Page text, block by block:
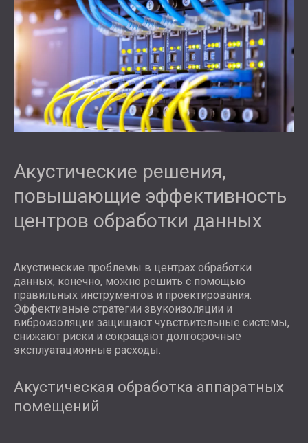
Акустические решения,
повышающие эффективность
центров обработки данных
Акустические проблемы в центрах обработки
данных, конечно, можно решить с помощью
правильных инструментов и проектирования.
Эффективные стратегии звукоизоляции и
виброизоляции защищают чувствительные системы,
снижают риски и сокращают долгосрочные
эксплуатационные расходы.
Акустическая обработка аппаратных
помещений